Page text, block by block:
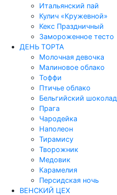
Итальянский пай
Кулич «Кружевной»
Кекс Праздничный
Замороженное тесто
ДЕНЬ ТОРТА
Молочная девочка
Малиновое облако
Тоффи
Птичье облако
Бельгийский шоколад
Прага
Чародейка
Наполеон
Тирамису
Творожник
Медовик
Карамелия
Персидская ночь
ВЕНСКИЙ ЦЕХ